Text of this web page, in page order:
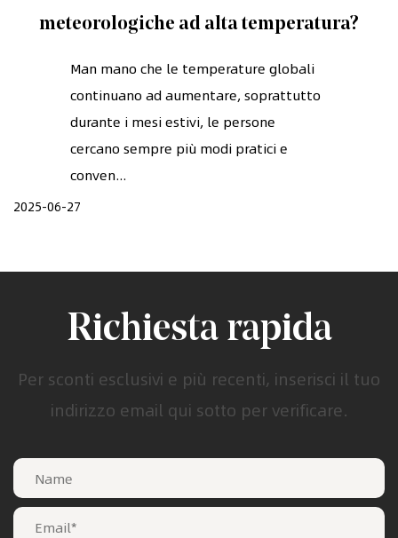
meteorologiche ad alta temperatura?
Man mano che le temperature globali
continuano ad aumentare, soprattutto
durante i mesi estivi, le persone
cercano sempre più modi pratici e
conven...
2025-06-27
Richiesta rapida
Per sconti esclusivi e più recenti, inserisci il tuo
indirizzo email qui sotto per verificare.